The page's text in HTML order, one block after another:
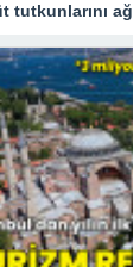
tutkunlarını